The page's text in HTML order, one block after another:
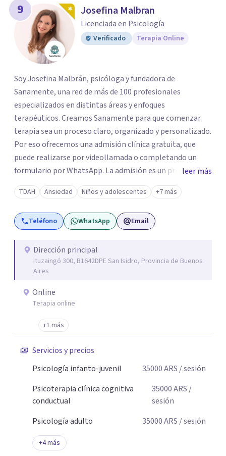
9 Josefina Malbran
Licenciada en Psicología
Verificado Terapia Online
Soy Josefina Malbrán, psicóloga y fundadora de
Sanamente, una red de más de 100 profesionales
especializados en distintas áreas y enfoques
terapéuticos. Creamos Sanamente para que comenzar
terapia sea un proceso claro, organizado y personalizado.
Por eso ofrecemos una admisión clínica gratuita, que
puede realizarse por videollamada o completando un
formulario por WhatsApp. La admisión es un primer
espacio de orientación profesional donde escuchamos tu
motivo de consulta y evaluamos qué terapeuta es el más
adecuado según tu edad, necesidad, disponibilidad horaria
y posibilidades económicas. No trabajamos con
criterio clínico, según la necesidad de cada paciente.
Atendemos niños, adolescentes, adultos y adultos
mayores. Brindamos atención virtual a nivel mundial y
presencial en Capital Federal, Zona Sur, Zona Oeste y
Zona Norte. Los honorarios se encuentran entre $28.000 y
accesible y sostenible en el tiempo. Nuestro objetivo es
profesionalismo, empatía y cercanía.
leer más
TDAH Ansiedad Niños y adolescentes +7 más
Teléfono WhatsApp Email
Dirección principal
Ituzaingó 300, B1642DPE San Isidro, Provincia de Buenos
Aires
Online
Terapia online
+1 más
Servicios y precios
Psicología infanto-juvenil
35000ARS / sesión
Psicoterapia clínica cognitiva
conductual
35000ARS /
sesión
Psicología adulto
35000ARS / sesión
+4más